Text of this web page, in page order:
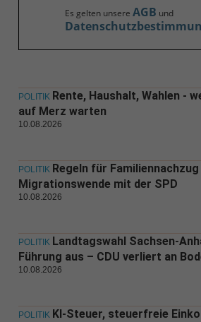
Es gelten unsere AGB und
POLITIK Rente, Haushalt, Wahlen -
auf Merz warten
10.08.2026
POLITIK Regeln für
Migrationswende mit der SPD
10.08.2026
POLITIK Landtagswahl Sachsen-
Führung aus – CDU verliert an
10.08.2026
POLITIK KI-Steuer, steuerfreie